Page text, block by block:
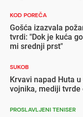
KOD POREČA
Gošća izazvala
tvrdi: "Dok je kuća
mi srednji prst"
SUKOB
Krvavi napad Huta
vojnika, mediji tvrde
PROSLAVLJENI TENISER